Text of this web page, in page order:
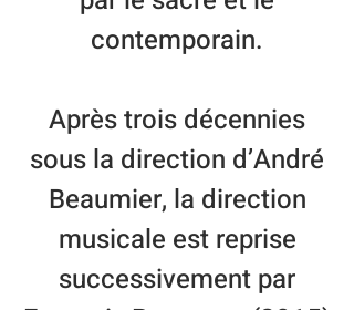
contemporain.
Après trois décennies
sous la direction d’André
Beaumier, la direction
musicale est reprise
successivement par